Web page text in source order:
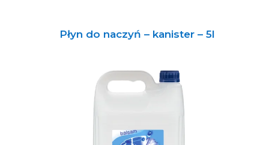
Płyn do naczyń – kanister – 5l